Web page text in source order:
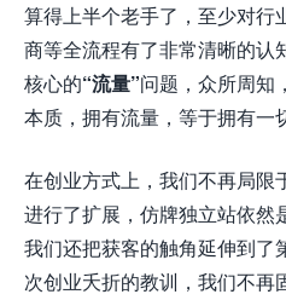
算得上半个老手了，至少对行
商等全流程有了非常清晰的认
核心的“流量”问题，众所周知
本质，拥有流量，等于拥有一
在创业方式上，我们不再局限
进行了扩展，仿牌独立站依然
我们还把获客的触角延伸到了
次创业夭折的教训，我们不再